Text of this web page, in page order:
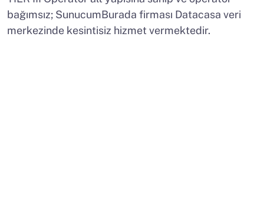
bağımsız; SunucumBurada firması Datacasa veri
merkezinde kesintisiz hizmet vermektedir.